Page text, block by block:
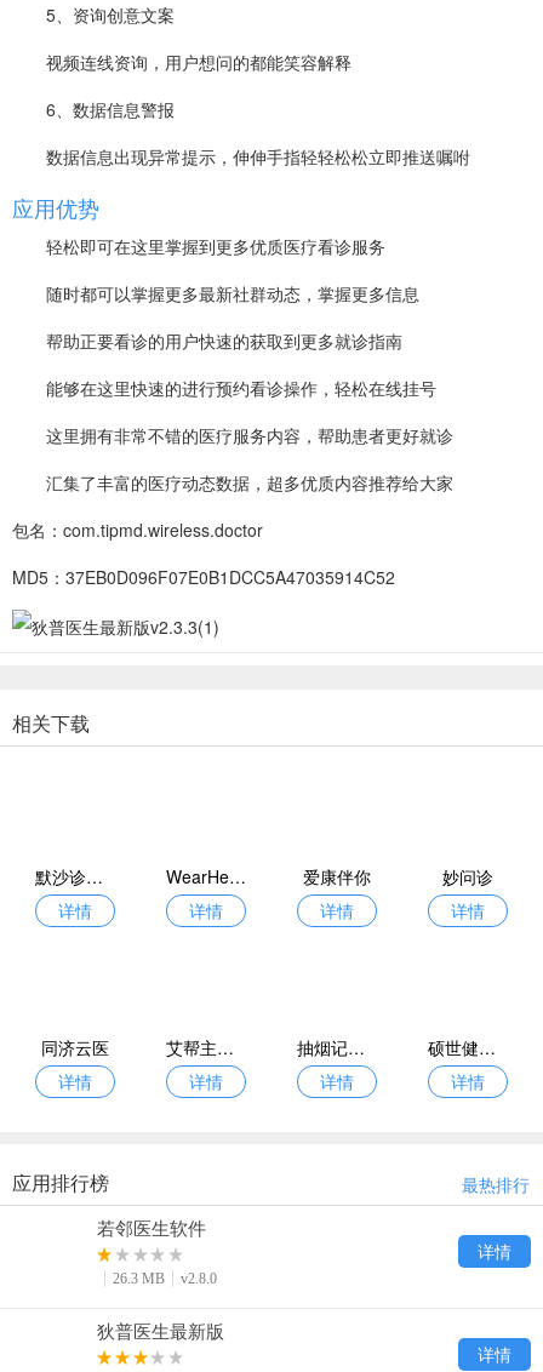
5、资询创意文案
视频连线资询，用户想问的都能笑容解释
6、数据信息警报
数据信息出现异常提示，伸伸手指轻轻松松立即推送嘱咐
应用优势
轻松即可在这里掌握到更多优质医疗看诊服务
随时都可以掌握更多最新社群动态，掌握更多信息
帮助正要看诊的用户快速的获取到更多就诊指南
能够在这里快速的进行预约看诊操作，轻松在线挂号
这里拥有非常不错的医疗服务内容，帮助患者更好就诊
汇集了丰富的医疗动态数据，超多优质内容推荐给大家
包名：com.tipmd.wireless.doctor
MD5：37EB0D096F07E0B1DCC5A47035914C52
相关下载
默沙诊疗手册
详情
WearHealth
详情
爱康伴你
详情
妙问诊
详情
同济云医
详情
艾帮主小艾软件
详情
抽烟记录软件
详情
硕世健康软件
详情
最热排行
应用排行榜
若邻医生软件
26.3 MB v2.8.0
详情
狄普医生最新版
详情